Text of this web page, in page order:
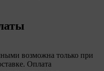
возможна только при
Оплата